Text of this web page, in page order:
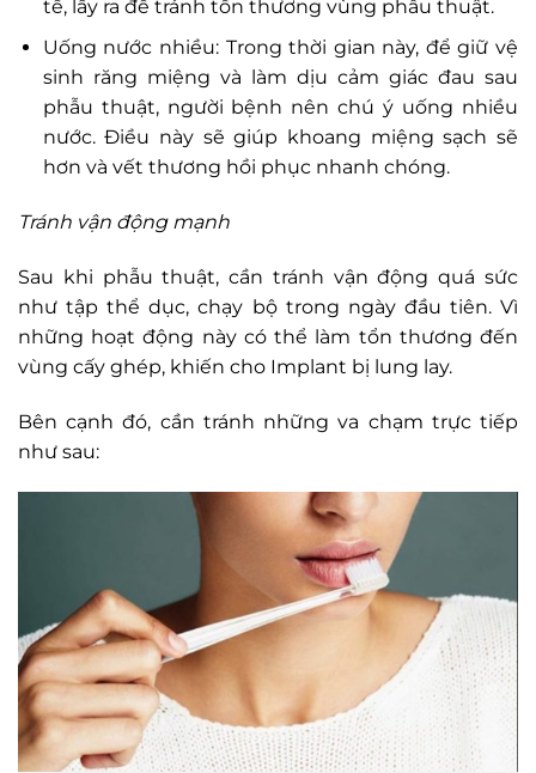
tế, lấy ra để tránh tổn thương vùng phẫu thuật.
Uống nước nhiều: Trong thời gian này, để giữ vệ
sinh răng miệng và làm dịu cảm giác đau sau
phẫu thuật, người bệnh nên chú ý uống nhiều
nước. Điều này sẽ giúp khoang miệng sạch sẽ
hơn và vết thương hồi phục nhanh chóng.
Tránh vận động mạnh
Sau khi phẫu thuật, cần tránh vận động quá sức
như tập thể dục, chạy bộ trong ngày đầu tiên. Vì
những hoạt động này có thể làm tổn thương đến
vùng cấy ghép, khiến cho Implant bị lung lay.
Bên cạnh đó, cần tránh những va chạm trực tiếp
như sau: